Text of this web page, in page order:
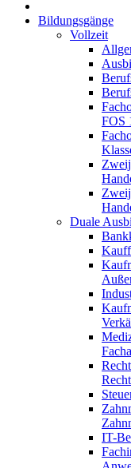
Bildungsgänge
Vollzeit
FOS
Duale
IT-